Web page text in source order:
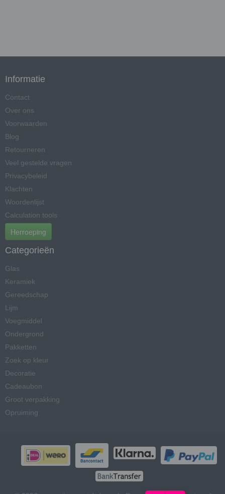
Informatie
Contact
Over ons
Voorwaarden
Blog
Retourneren
Veel gestelde vragen
Privacybeleid
Klachten
Woordenlijst
Calculation tools
Herroeping
Categorieën
Glas
Keramiek
Gereedschap
Lijm
Voegmiddel
Ondergrond
Pakketten
Zoek op kleur
Decoratie
Cadeaubon
Groot verpakking
Opruiming